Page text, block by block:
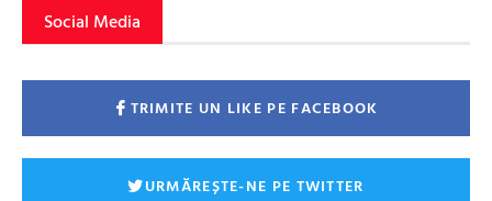
Social Media
TRIMITE UN LIKE PE FACEBOOK
URMĂREȘTE-NE PE TWITTER